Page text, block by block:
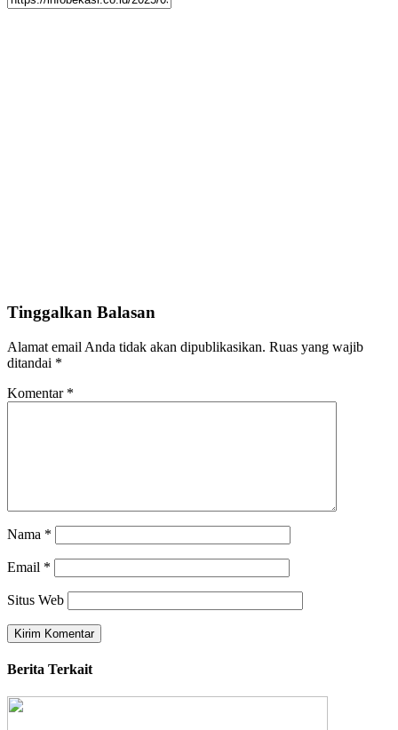
Tinggalkan Balasan
Alamat email Anda tidak akan dipublikasikan. Ruas yang wajib
ditandai *
Komentar *
Nama *
Email *
Situs Web
Berita Terkait